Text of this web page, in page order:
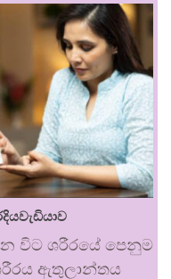
විට ශරීරයේ පෙනුම
ඇතුලාන්තය